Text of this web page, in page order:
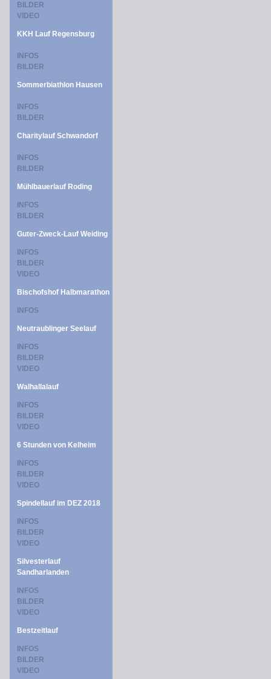
BILDER
VIDEO
KKH Lauf Regensburg
INFOS
BILDER
Sommerbiathlon Hausen
INFOS
BILDER
Charitylauf Schwandorf
INFOS
BILDER
Mühlbauerlauf Roding
INFOS
BILDER
Guter-Zweck-Lauf Weiding
INFOS
BILDER
VIDEO
Bischofshof Halbmarathon
INFOS
Neutraublinger Seelauf
INFOS
BILDER
VIDEO
Walhallalauf
INFOS
BILDER
VIDEO
6 Stunden von Kelheim
INFOS
BILDER
VIDEO
Spindellauf im DEZ 2018
INFOS
BILDER
VIDEO
Silvesterlauf
Sandharlanden
INFOS
BILDER
VIDEO
Bestzeitlauf
INFOS
BILDER
VIDEO